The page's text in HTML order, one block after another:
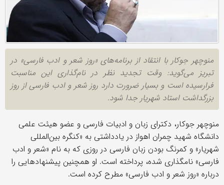
منوچهر جوکار با انتقاد از برنامه‌های «روز شعر و ادب فارسی» در
تبریز می‌گوید: وقت تجدید نظر در نام‌گذاری این مناسبت
فرارسیده است و بسیار ضرورت دارد روز شعر و ادب فارسی از روز
بزرگداشت استاد شهریار جدا شود.
منوچهر جوکار، دکترای زبان و ادبیات فارسی و عضو هیئت علمی
دانشگاه شهید چمران اهواز در یادداشتی به «کنگره بین‌المللی
شهریار» و کمرنگ بودن زبان فارسی در روزی که به نام «شعر و ادب
فارسی» نامگذاری شده، پرداخته است. او همچنین پیشنهادهایی را
درباره «روز شعر و ادب فارسی» مطرح کرده است.